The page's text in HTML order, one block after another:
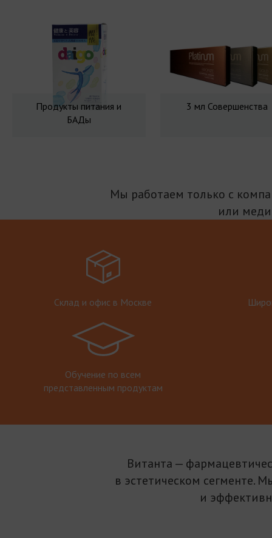
Продукты питания и
БАДы
3 мл Совершенства
Мы работаем только с
или
Склад и офис в Москве
Обучение по всем
представленным продуктам
Витанта —
в эстетическом сегменте.
и